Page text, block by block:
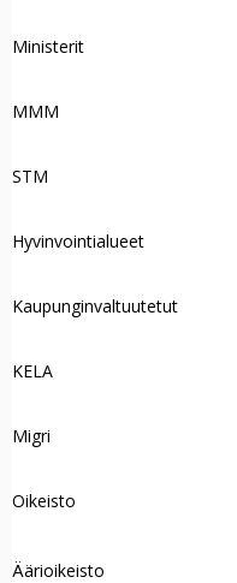
Ministerit
MMM
STM
Hyvinvointialueet
Kaupunginvaltuutetut
KELA
Migri
Oikeisto
Äärioikeisto